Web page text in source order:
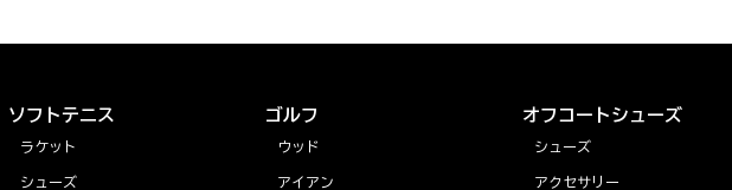
ソフトテニス
ラケット
シューズ
ゴルフ
ウッド
アイアン
オフコートシューズ
シューズ
アクセサリー